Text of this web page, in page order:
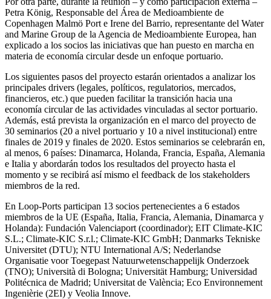
Petra König, Responsable del Área de Medioambiente de
Copenhagen Malmö Port e Irene del Barrio, representante del Water
and Marine Group de la Agencia de Medioambiente Europea, han
explicado a los socios las iniciativas que han puesto en marcha en
materia de economía circular desde un enfoque portuario.
Los siguientes pasos del proyecto estarán orientados a analizar los
principales drivers (legales, políticos, regulatorios, mercados,
financieros, etc.) que pueden facilitar la transición hacia una
economía circular de las actividades vinculadas al sector portuario.
Además, está prevista la organización en el marco del proyecto de
30 seminarios (20 a nivel portuario y 10 a nivel institucional) entre
finales de 2019 y finales de 2020. Estos seminarios se celebrarán en,
al menos, 6 países: Dinamarca, Holanda, Francia, España, Alemania
e Italia y abordarán todos los resultados del proyecto hasta el
momento y se recibirá así mismo el feedback de los stakeholders
miembros de la red.
En Loop-Ports participan 13 socios pertenecientes a 6 estados
miembros de la UE (España, Italia, Francia, Alemania, Dinamarca y
Holanda): Fundación Valenciaport (coordinador); EIT Climate-KIC
S.L.; Climate-KIC S.r.l.; Climate-KIC GmbH; Danmarks Tekniske
Universitet (DTU); NTU International A/S; Nederlandse
Organisatie voor Toegepast Natuurwetenschappelijk Onderzoek
(TNO); Università di Bologna; Universität Hamburg; Universidad
Politécnica de Madrid; Universitat de València; Eco Environnement
Ingenièrie (2EI) y Veolia Innove.